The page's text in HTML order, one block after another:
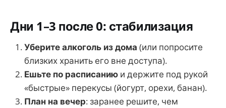
Дни 1–3 после 0: стабилизация
Уберите алкоголь из дома (или попросите
близких хранить его вне доступа).
Ешьте по расписанию и держите под рукой
«быстрые» перекусы (йогурт, орехи, банан).
План на вечер: заранее решите, чем